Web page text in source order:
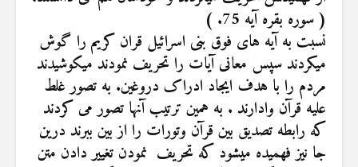
( سوره بقره آیه 75. )
نسبت به آیه های فوق بنی اسرائیل قران کریم را گوش
میکردند سپس معانی آیات را تحریف نمودند میکوشیدند
مردم را با هدف ایجاد ادراک دروغین. به تصور غلط
علیه قرآن وادارند . به همین ترتیب آنها تصور می کردند
که رابطه تصدیق بین قرآن وتورات را از بین ببرند درین
جا نیز فهمیده میشود که تحریف نمودن تغییر دادن متن